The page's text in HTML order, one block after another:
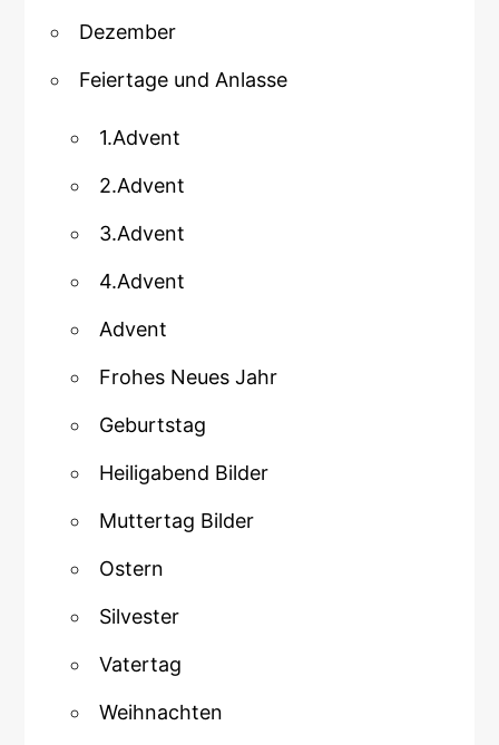
Dezember
Feiertage und Anlasse
1.Advent
2.Advent
3.Advent
4.Advent
Advent
Frohes Neues Jahr
Geburtstag
Heiligabend Bilder
Muttertag Bilder
Ostern
Silvester
Vatertag
Weihnachten